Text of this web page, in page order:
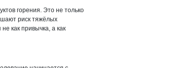
горения. Это не только
риск тяжёлых
как привычка, а как